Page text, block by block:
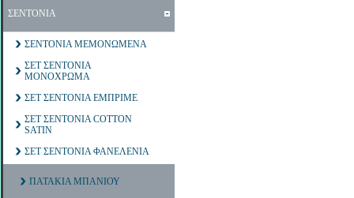
ΣΕΝΤΟΝΙΑ
ΣΕΝΤΟΝΙΑ ΜΕΜΟΝΩΜΕΝΑ
ΣΕΤ ΣΕΝΤΟΝΙΑ
ΜΟΝΟΧΡΩΜΑ
ΣΕΤ ΣΕΝΤΟΝΙΑ ΕΜΠΡΙΜΕ
ΣΕΤ ΣΕΝΤΟΝΙΑ COTTON
SATIN
ΣΕΤ ΣΕΝΤΟΝΙΑ ΦΑΝΕΛΕΝΙΑ
ΠΑΤΑΚΙΑ ΜΠΑΝΙΟΥ